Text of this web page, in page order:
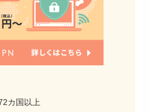
カ国以上